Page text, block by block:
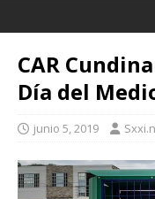
CAR
Día del
junio 5, 2019